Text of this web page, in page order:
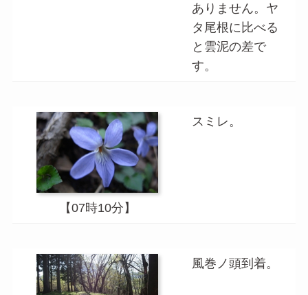
ありません。ヤ
タ尾根に比べる
と雲泥の差で
す。
【07時10分】
スミレ。
風巻ノ頭到着。